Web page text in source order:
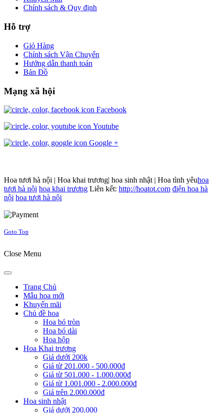
Chính sách & Quy định
Hỗ trợ
Giỏ Hàng
Chính sách Vận Chuyển
Hướng dẫn thanh toán
Bản Đồ
Mạng xã hội
Facebook
Youtube
Google +
Hoa tươi hà nội | Hoa khai trương| hoa sinh nhật | Hoa tình yêuhoa
tươi hà nội hoa khai trương Liên kết: http://hoatot.com điện hoa hà
nội hoa tươi hà nội
Goto Top
Close Menu
Trang Chủ
Mẫu hoa mới
Khuyến mãi
Chủ đề hoa
Hoa bó tròn
Hoa bó dài
Hoa hộp
Hoa Khai trương
Giá dưới 200k
Giá từ 201.000 - 500.000đ
Giá từ 501.000 - 1.000.000đ
Giá từ 1.001.000 - 2.000.000đ
Giá trên 2.000.000đ
Hoa sinh nhật
Giá dưới 200.000